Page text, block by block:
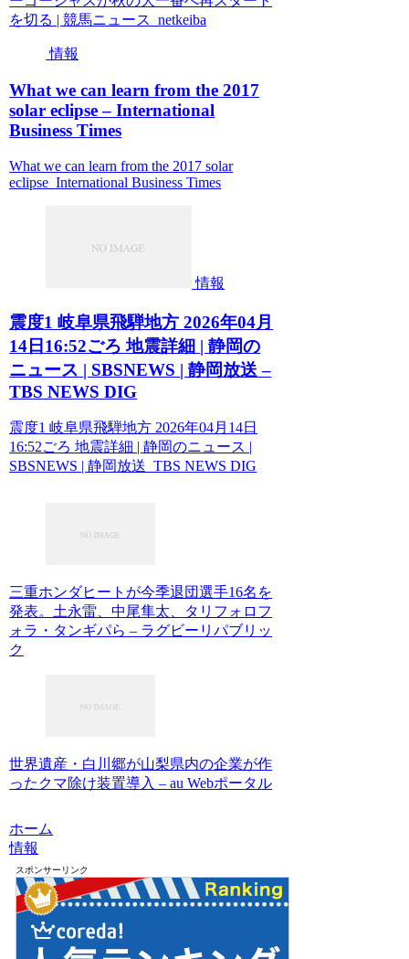
を切る | 競馬ニュース netkeiba
情報
What we can learn from the 2017
solar eclipse – International
Business Times
What we can learn from the 2017 solar
eclipse International Business Times
情報
震度1 岐阜県飛騨地方 2026年04月
14日16:52ごろ 地震詳細 | 静岡の
ニュース | SBSNEWS | 静岡放送 –
TBS NEWS DIG
震度1 岐阜県飛騨地方 2026年04月14日
16:52ごろ 地震詳細 | 静岡のニュース |
SBSNEWS | 静岡放送 TBS NEWS DIG
三重ホンダヒートが今季退団選手16名を
発表。土永雷、中尾隼太、タリフォロフ
ォラ・タンギパら – ラグビーリパブリッ
ク
世界遺産・白川郷が山梨県内の企業が作
ったクマ除け装置導入 – au Webポータル
ホーム
情報
スポンサーリンク